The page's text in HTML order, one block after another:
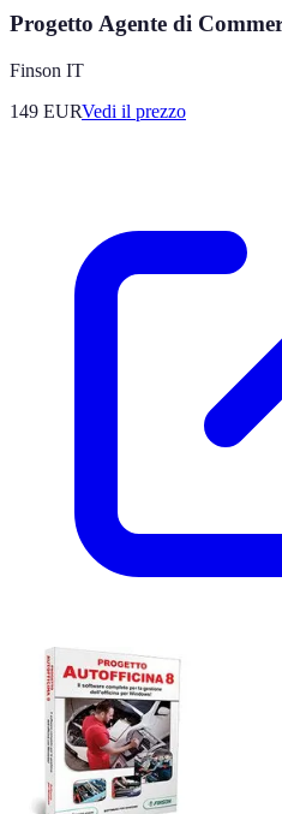
Progetto Agente di
Finson IT
149 EURVedi il prezzo